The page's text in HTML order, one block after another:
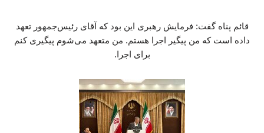
قائم پناه گفت: فرمایش رهبری این بود که آقای رئیس‌جمهور تعهد
داده است که من پیگیر اجرا هستم. من متعهد می‌شوم پیگیری کنم
برای اجرا.